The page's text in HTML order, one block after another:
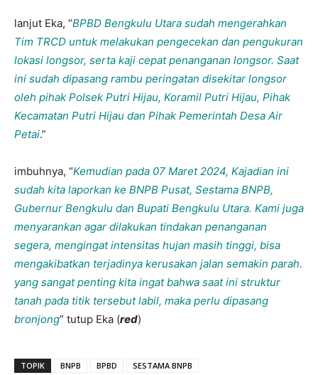
lanjut Eka, “BPBD Bengkulu Utara sudah mengerahkan
Tim TRCD untuk melakukan pengecekan dan pengukuran
lokasi longsor, serta kaji cepat penanganan longsor. Saat
ini sudah dipasang rambu peringatan disekitar longsor
oleh pihak Polsek Putri Hijau, Koramil Putri Hijau, Pihak
Kecamatan Putri Hijau dan Pihak Pemerintah Desa Air
Petai.”
imbuhnya, “Kemudian pada 07 Maret 2024, Kajadian ini
sudah kita laporkan ke BNPB Pusat, Sestama BNPB,
Gubernur Bengkulu dan Bupati Bengkulu Utara. Kami juga
menyarankan agar dilakukan tindakan penanganan
segera, mengingat intensitas hujan masih tinggi, bisa
mengakibatkan terjadinya kerusakan jalan semakin parah.
yang sangat penting kita ingat bahwa saat ini struktur
tanah pada titik tersebut labil, maka perlu dipasang
bronjong” tutup Eka (red)
TOPIK BNPB BPBD SESTAMA BNPB